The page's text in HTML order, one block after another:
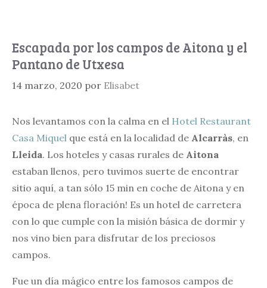
Escapada por los campos de Aitona y el
Pantano de Utxesa
14 marzo, 2020 por Elisabet
Nos levantamos con la calma en el Hotel Restaurant
Casa Miquel que está en la localidad de Alcarràs, en
Lleida. Los hoteles y casas rurales de Aitona
estaban llenos, pero tuvimos suerte de encontrar
sitio aquí, a tan sólo 15 min en coche de Aitona y en
época de plena floración! Es un hotel de carretera
con lo que cumple con la misión básica de dormir y
nos vino bien para disfrutar de los preciosos
campos.
Fue un día mágico entre los famosos campos de